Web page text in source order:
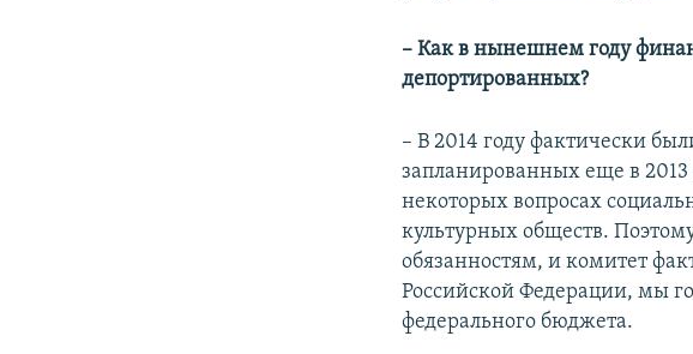
– Как в нынешнем году
депортированных?
– В 2014 году фактически
запланированных еще в
некоторых вопросах
культурных обществ.
обязанностям, и комитет
Российской Федерации, мы
федерального бюджета.